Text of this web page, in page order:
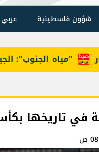
شؤون فلسطينية
"مياه الجنوب": الجيش
في تاريخها